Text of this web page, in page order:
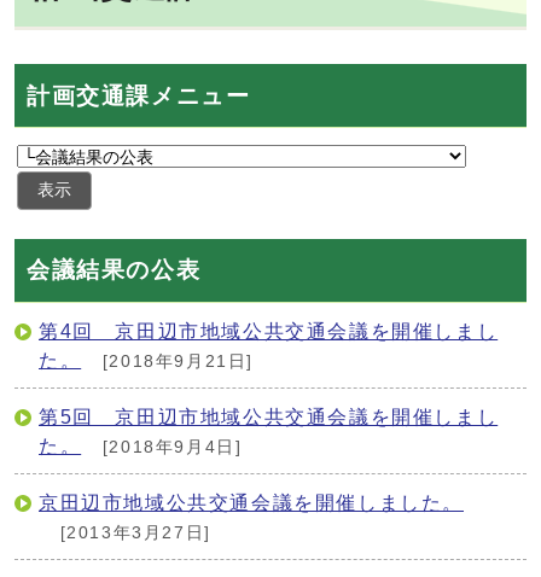
計画交通課メニュー
表示
会議結果の公表
第4回 京田辺市地域公共交通会議を開催しまし
た。
[2018年9月21日]
第5回 京田辺市地域公共交通会議を開催しまし
た。
[2018年9月4日]
京田辺市地域公共交通会議を開催しました。
[2013年3月27日]